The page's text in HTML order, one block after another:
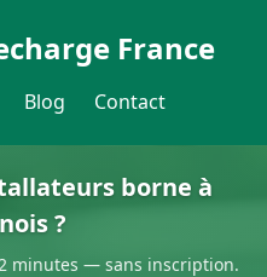
France
Blog Contact
borne à
?
minutes — sans inscription.